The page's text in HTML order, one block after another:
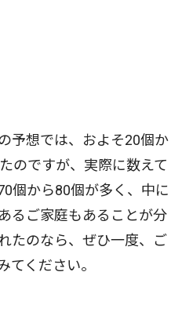
予想では、およそ20個か
のですが、実際に数えて
個から80個が多く、中に
るご家庭もあることが分
たのなら、ぜひ一度、ご
てください。